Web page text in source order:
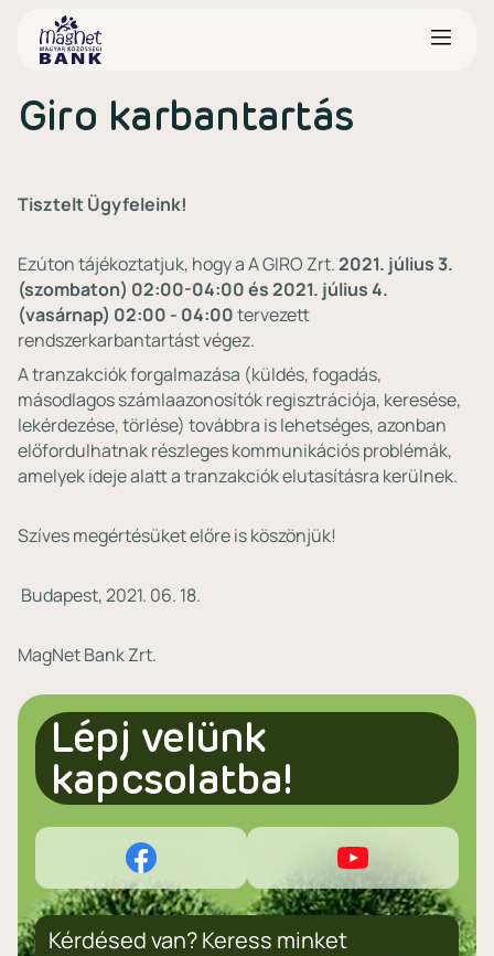
Giro karbantartás
Tisztelt Ügyfeleink!
Ezúton tájékoztatjuk, hogy a A GIRO Zrt.2021. július 3.
(szombaton) 02:00-04:00 és 2021. július 4.
(vasárnap) 02:00 - 04:00tervezett
rendszerkarbantartást végez.
A tranzakciók forgalmazása (küldés, fogadás,
másodlagos számlaazonosítók regisztrációja, keresése,
lekérdezése, törlése) továbbra is lehetséges, azonban
előfordulhatnak részleges kommunikációs problémák,
amelyek ideje alatt a tranzakciók elutasításra kerülnek.
Szíves megértésüket előre is köszönjük!
Budapest, 2021. 06. 18.
MagNet Bank Zrt.
Lépj velünk
kapcsolatba!
Kérdésed van? Keress minket